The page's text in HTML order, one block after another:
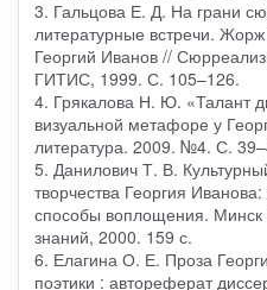
3. Гальцова Е. Д. На грани
литературные встречи.
Георгий Иванов //
ГИТИС, 1999. С. 105–126.
4. Грякалова Н. Ю. «Талант
визуальной метафоре у
литература. 2009. №4. С.
5. Данилович Т. В.
творчества Георгия
способы воплощения. Минск
знаний, 2000. 159 с.
6. Елагина О. Е. Проза
поэтики : автореферат